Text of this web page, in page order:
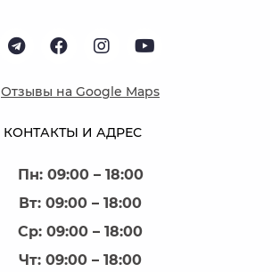
КОНТАКТЫ И АДРЕС
Пн: 09:00 – 18:00
Вт: 09:00 – 18:00
Ср: 09:00 – 18:00
Чт: 09:00 – 18:00
Отзывы на Google Maps